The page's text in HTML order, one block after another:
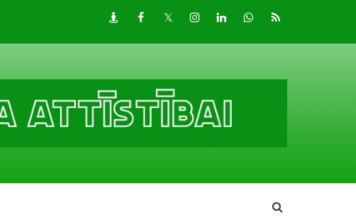
DraugiemFacebook
TwitterInstagram
LinkedInwhatsapp
RSS